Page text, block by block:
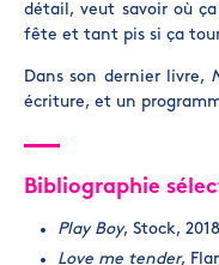
détail, veut savoir où
fête et tant pis si ça
Dans son dernier livre,
écriture, et un
Bibliographie
Play Boy, Stock,
Love me tender,